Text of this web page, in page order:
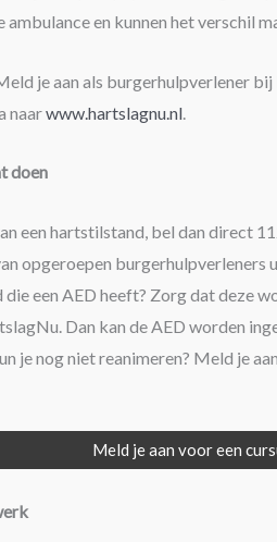
ambulance en kunnen het verschil
je aan als burgerhulpverlener
naarwww.hartslagnu.nl.
doen
een hartstilstand, bel dan direct
opgeroepen burgerhulpverleners
die een AED heeft? Zorg dat deze
Dan kan de AED worden
je nog niet reanimeren? Meld je
Meld je aan voor een